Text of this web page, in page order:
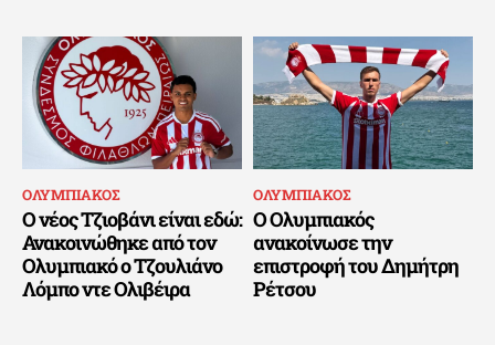
ΟΛΥΜΠΙΑΚΟΣ
Ο νέος Τζιοβάνι είναι εδώ:
Ανακοινώθηκε από τον
Ολυμπιακό ο Τζουλιάνο
Λόμπο ντε Ολιβέιρα
ΟΛΥΜΠΙΑΚΟΣ
Ο Ολυμπιακός
ανακοίνωσε την
επιστροφή του Δημήτρη
Ρέτσου